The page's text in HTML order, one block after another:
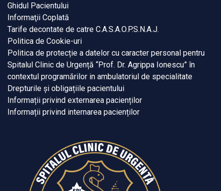
Ghidul Pacientului
Informaţii Coplată
Tarife decontate de catre C.A.S.A.O.P.S.N.A.J.
Politica de Cookie-uri
Politica de protecție a datelor cu caracter personal pentru
Spitalul Clinic de Urgență “Prof. Dr. Agrippa Ionescu” în
contextul programărilor in ambulatoriul de specialitate
Drepturile și obligațiile pacientului
Informații privind externarea pacienților
Informații privind internarea pacienților